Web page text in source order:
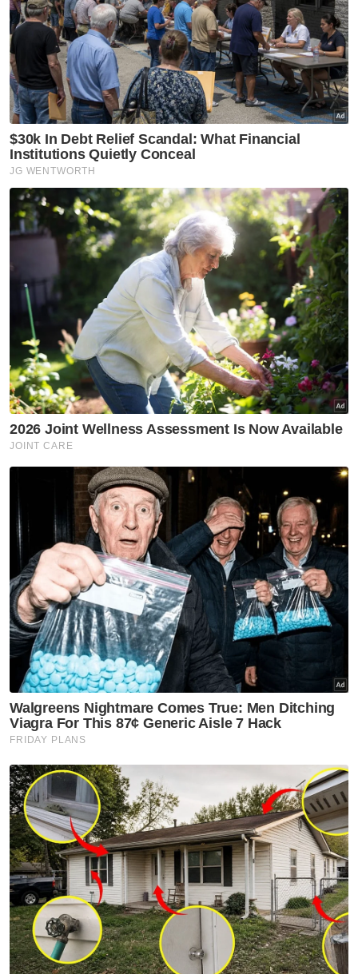
Artikel Disyorkan
GLOBAL
Media Iran keluarkan video
Mojtaba Khamenei
Angka korban di Gaza
meningkat kepada 73,389
orang akibat serangan
berterusan Israel
GLOBAL
Serangan tembakan di sekolah:
PM Thai tolak spekulasi buli
GLOBAL
Buka Selat Hormuz: Iran
kemuka syarat